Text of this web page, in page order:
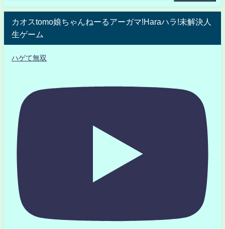
カオスtomo娘ちゃんねーるアーガマ!Haraハラ!未解決人
生ゲーム
ハゲて無双